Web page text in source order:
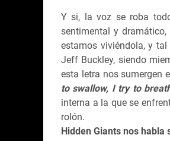
Y si, la voz se roba
sentimental y
estamos viviéndola, y
Jeff Buckley, siendo
esta letra nos sumergen
to swallow, I try to
interna a la que se
rolón.
Hidden Giants nos habla